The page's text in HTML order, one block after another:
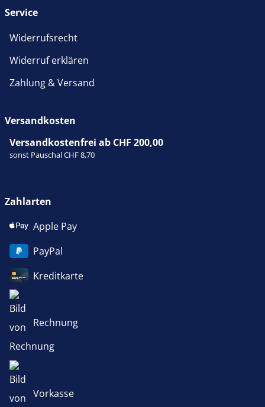
Service
Widerrufsrecht
Widerruf erklären
Zahlung & Versand
Versandkosten
Versandkostenfrei ab CHF 200,00
sonst Pauschal CHF 8,70
Zahlarten
Apple Pay
PayPal
Kreditkarte
Rechnung
Vorkasse